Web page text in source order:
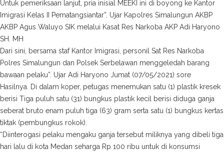
Untuk pemeriksaan lanjut, pria inisial MEEKI ini di boyong ke Kantor
Imigrasi Kelas II Pematangsiantar”. Ujar Kapolres Simalungun AKBP
AKBP Agus Waluyo SIK melalui Kasat Res Narkoba AKP Adi Haryono
SH. MH
Dari sini, bersama staf Kantor Imigrasi, personil Sat Res Narkoba
Polres Simalungun dan Polsek Serbelawan menggeledah barang
bawaan pelaku”. Ujar Adi Haryono Jumat (07/05/2021) sore
Hasilnya. Di dalam koper, petugas menemukan satu (1) plastik kresek
berisi Tiga puluh satu (31) bungkus plastik kecil berisi diduga ganja
seberat bruto enam puluh tiga (63) gram serta satu (1) bungkus kertas
tiktak (pembungkus rokok).
“Diinterogasi pelaku mengaku ganja tersebut miliknya yang dibeli tiga
hari lalu di kota Medan seharga Rp 100 ribu untuk di konsumsi